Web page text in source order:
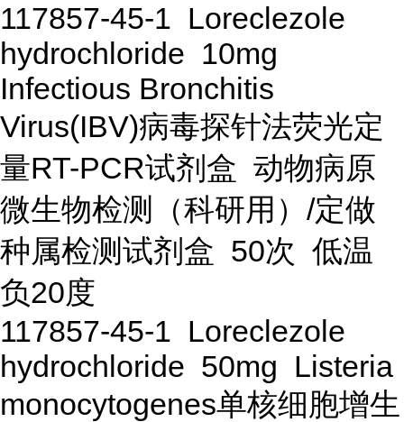
117857-45-1 Loreclezole
hydrochloride 10mg
Infectious Bronchitis
Virus(IBV)病毒探针法荧光定
量RT-PCR试剂盒 动物病原
微生物检测（科研用）/定做
种属检测试剂盒 50次 低温
负20度
117857-45-1 Loreclezole
hydrochloride 50mg Listeria
monocytogenes单核细胞增生